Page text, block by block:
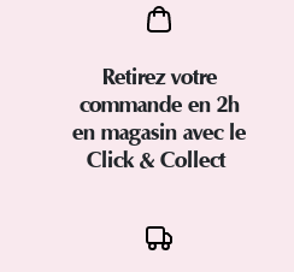
Retirez votre
commande en 2h
en magasin avec le
Click & Collect